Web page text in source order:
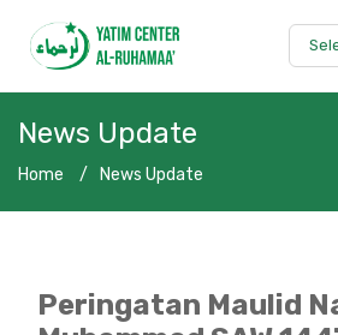
News Update
Home News Update
Peringatan Maulid